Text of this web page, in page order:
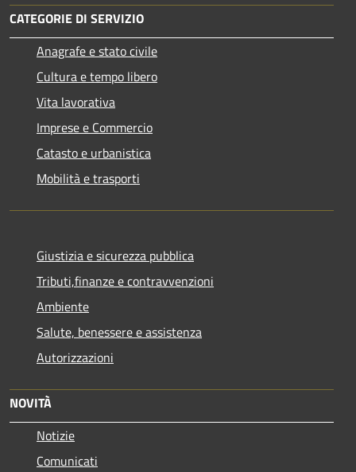
CATEGORIE DI SERVIZIO
Anagrafe e stato civile
Cultura e tempo libero
Vita lavorativa
Imprese e Commercio
Catasto e urbanistica
Mobilità e trasporti
Giustizia e sicurezza pubblica
Tributi,finanze e contravvenzioni
Ambiente
Salute, benessere e assistenza
Autorizzazioni
NOVITÀ
Notizie
Comunicati